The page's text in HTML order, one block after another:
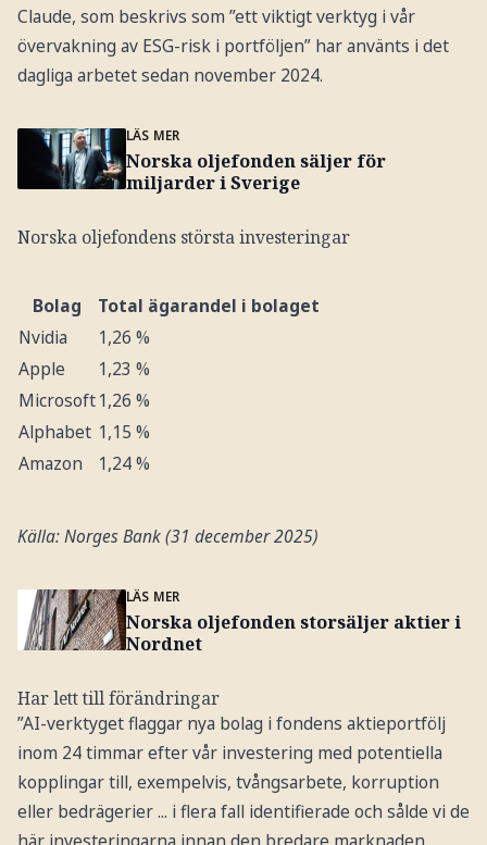
Claude, som beskrivs som ”ett viktigt verktyg i vår
övervakning av ESG-risk i portföljen” har använts i det
dagliga arbetet sedan november 2024.
LÄS MER
Norska oljefonden säljer för
miljarder i Sverige
Norska oljefondens största investeringar
Bolag
Total ägarandel i bolaget
Nvidia
1,26 %
Apple
1,23 %
Microsoft 1,26 %
Alphabet 1,15 %
Amazon
1,24 %
Källa: Norges Bank (31 december 2025)
LÄS MER
Norska oljefonden storsäljer aktier i
Nordnet
Har lett till förändringar
”AI-verktyget flaggar nya bolag i fondens aktieportfölj
inom 24 timmar efter vår investering med potentiella
kopplingar till, exempelvis, tvångsarbete, korruption
eller bedrägerier ... i flera fall identifierade och sålde vi de